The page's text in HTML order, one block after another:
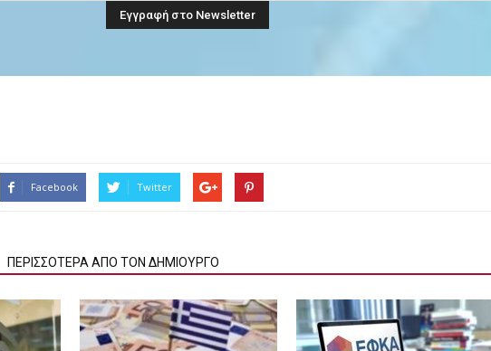
Facebook Twitter
ΠΕΡΙΣΣΟΤΕΡΑ ΑΠΟ ΤΟΝ ΔΗΜΙΟΥΡΓΟ